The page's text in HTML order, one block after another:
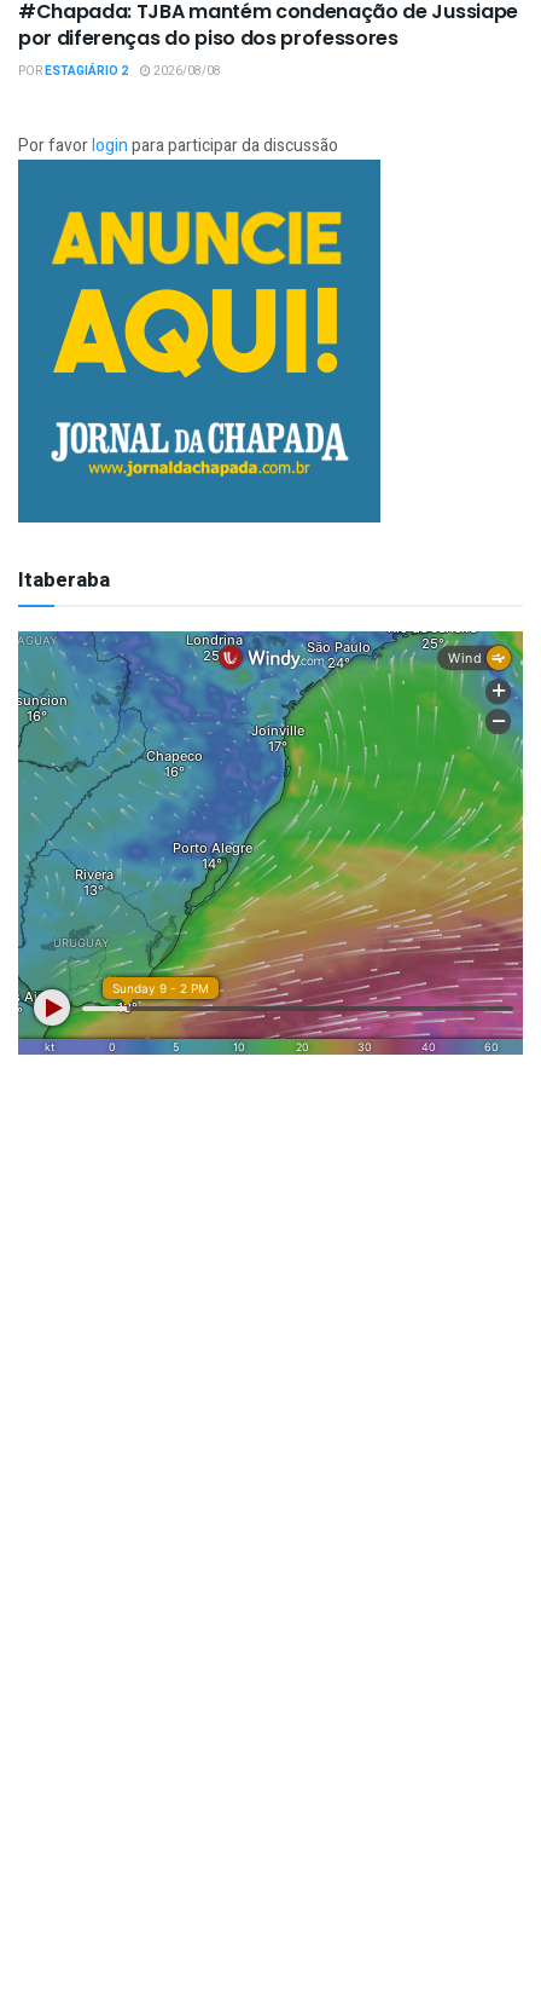
#Chapada: TJBA mantém condenação de Jussiape
por diferenças do piso dos professores
PORESTAGIÁRIO 2 2026/08/08
Por favorloginpara participar da discussão
Itaberaba